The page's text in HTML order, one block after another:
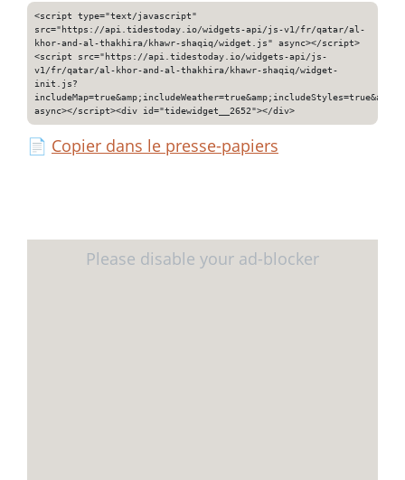
<script type="text/javascript"
src="https://api.tidestoday.io/widgets-api/js-v1/fr/qatar/al-
khor-and-al-thakhira/khawr-shaqiq/widget.js" async></script>
<script src="https://api.tidestoday.io/widgets-api/js-
v1/fr/qatar/al-khor-and-al-thakhira/khawr-shaqiq/widget-
init.js?
async></script><div id="tidewidget__2652"></div>
📄 Copier dans le presse-papiers